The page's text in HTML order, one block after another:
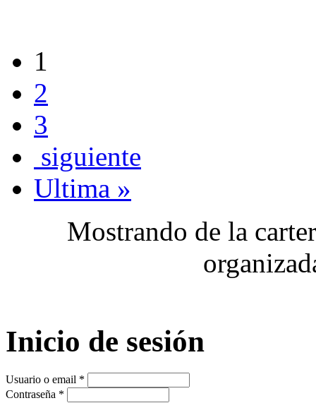
1
2
3
siguiente
Ultima »
Mostrando de la
Inicio de sesión
Usuario o email *
Contraseña *